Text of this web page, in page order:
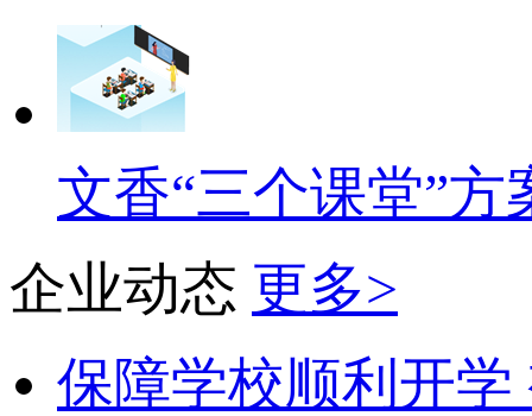
文香“三个课堂”方
企业动态 更多>
保障学校顺利开